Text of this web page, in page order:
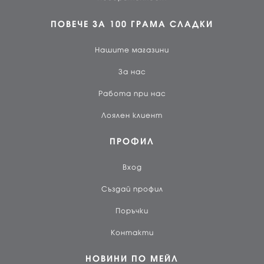
ПОВЕЧЕ ЗА 100 ГРАМА СЛАДКИ
Нашите магазини
За нас
Работа при нас
Лоялен клиент
ПРОФИЛ
Вход
Създай профил
Поръчки
Контакти
НОВИНИ ПО МЕЙЛ